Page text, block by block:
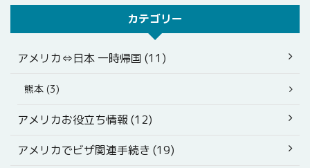
カテゴリー
アメリカ⇔日本 一時帰国 (11)
熊本 (3)
アメリカお役立ち情報 (12)
アメリカでビザ関連手続き (19)